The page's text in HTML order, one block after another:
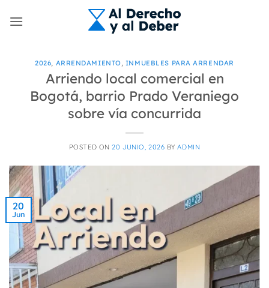
2026, ARRENDAMIENTO, INMUEBLES PARA ARRENDAR
Arriendo local comercial en
Bogotá, barrio Prado Veraniego
sobre vía concurrida
POSTED ON20 JUNIO, 2026 BYADMIN
20
Jun